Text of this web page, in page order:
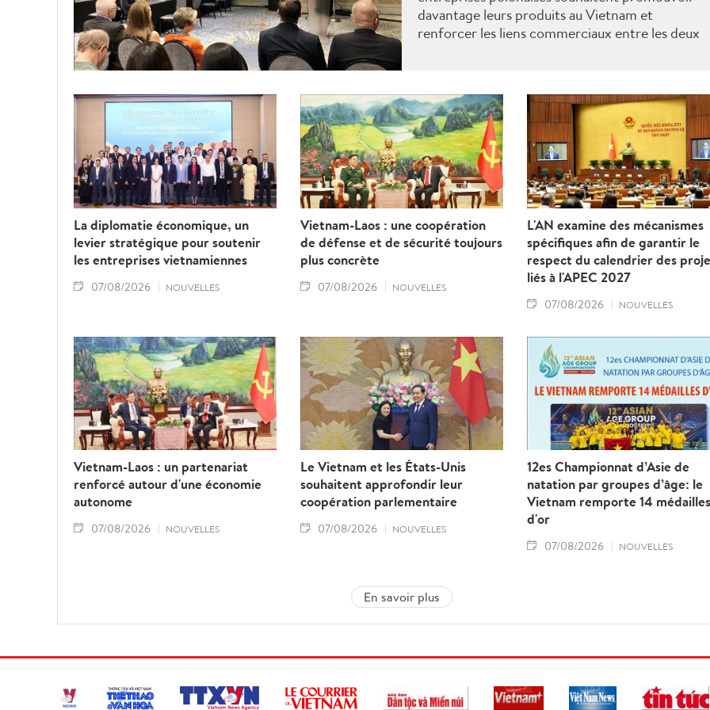
davantage leurs produits au Vietnam et
renforcer les liens commerciaux entre les deux
La diplomatie économique, un
levier stratégique pour soutenir
les entreprises vietnamiennes
07/08/2026 NOUVELLES
Vietnam-Laos : une coopération
de défense et de sécurité toujours
plus concrète
07/08/2026 NOUVELLES
L'AN examine des mécanismes
spécifiques afin de garantir le
respect du calendrier des
liés à l'APEC 2027
07/08/2026 NOUVELLES
Vietnam-Laos : un partenariat
renforcé autour d'une économie
autonome
07/08/2026 NOUVELLES
Le Vietnam et les États-Unis
souhaitent approfondir leur
coopération parlementaire
07/08/2026 NOUVELLES
12es Championnat d’Asie de
natation par groupes d’âge: le
Vietnam remporte 14 médailles
d'or
07/08/2026 NOUVELLES
En savoir plus